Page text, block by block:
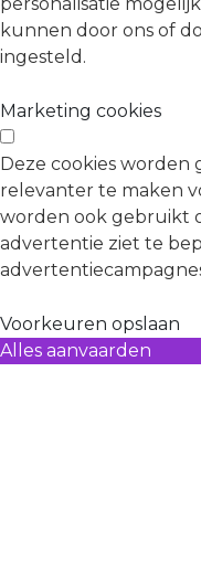
personalisatie
kunnen door ons of
ingesteld.
Marketing cookies
Deze cookies
relevanter te maken
worden ook gebruikt
advertentie ziet te
Voorkeuren opslaan
Alles aanvaarden